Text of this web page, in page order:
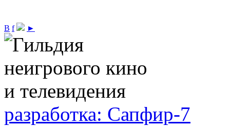
В f ►
разработка: Сапфир-7